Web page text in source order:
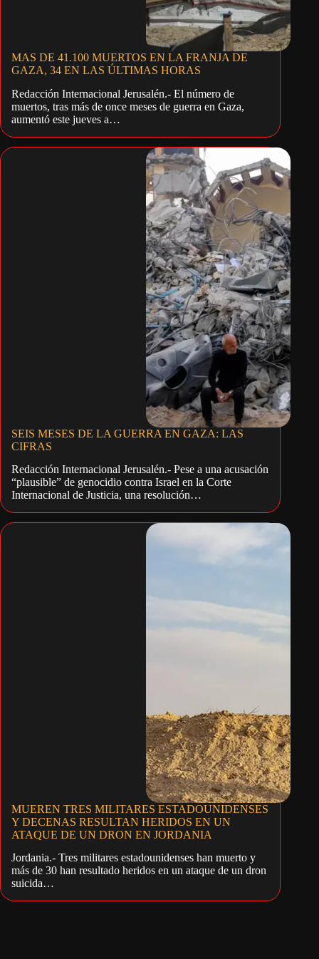
MAS DE 41.100 MUERTOS EN LA FRANJA DE
GAZA, 34 EN LAS ÚLTIMAS HORAS
Redacción Internacional Jerusalén.- El número de
muertos, tras más de once meses de guerra en Gaza,
aumentó este jueves a…
SEIS MESES DE LA GUERRA EN GAZA: LAS
CIFRAS
Redacción Internacional Jerusalén.- Pese a una acusación
“plausible” de genocidio contra Israel en la Corte
Internacional de Justicia, una resolución…
MUEREN TRES MILITARES ESTADOUNIDENSES
Y DECENAS RESULTAN HERIDOS EN UN
ATAQUE DE UN DRON EN JORDANIA
Jordania.- Tres militares estadounidenses han muerto y
más de 30 han resultado heridos en un ataque de un dron
suicida…